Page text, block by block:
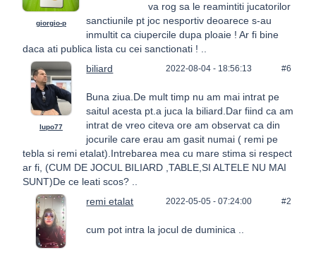
giorgio-p
va rog sa le reamintiti jucatorilor
sanctiunile pt joc nesportiv deoarece s-au
inmultit ca ciupercile dupa ploaie ! Ar fi bine
daca ati publica lista cu cei sanctionati ! ..
lupo77
#6
2022-08-04 - 18:56:13
biliard
Buna ziua.De mult timp nu am mai intrat pe
saitul acesta pt.a juca la biliard.Dar fiind ca am
intrat de vreo citeva ore am observat ca din
jocurile care erau am gasit numai ( remi pe
tebla si remi etalat).Intrebarea mea cu mare stima si respect
ar fi, (CUM DE JOCUL BILIARD ,TABLE,SI ALTELE NU MAI
SUNT)De ce leati scos? ..
#2
2022-05-05 - 07:24:00
remi etalat
cum pot intra la jocul de duminica ..